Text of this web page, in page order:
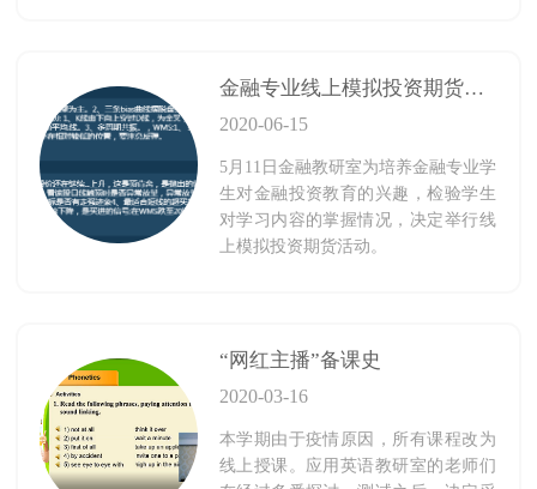
金融专业线上模拟投资期货竞赛圆满结束
2020-06-15
5月11日金融教研室为培养金融专业学
生对金融投资教育的兴趣，检验学生
对学习内容的掌握情况，决定举行线
上模拟投资期货活动。
“网红主播”备课史
2020-03-16
本学期由于疫情原因，所有课程改为
线上授课。应用英语教研室的老师们